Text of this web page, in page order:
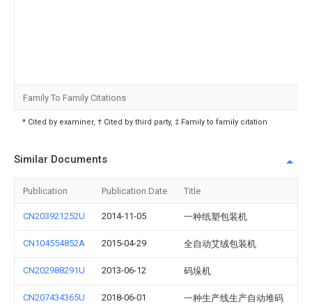
Family To Family Citations
* Cited by examiner, † Cited by third party, ‡ Family to family citation
Similar Documents
Publication Publication Date Title
CN203921252U 2014-11-05 一种纸塑包装机
CN104554852A 2015-04-29 全自动艾绒包装机
CN202988291U 2013-06-12 码垛机
CN207434365U 2018-06-01
一种生产线生产自动堆码